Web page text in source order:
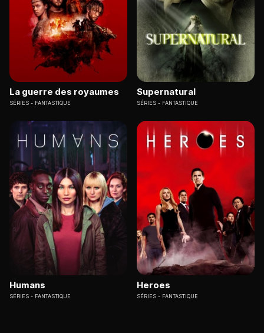
La guerre des royaumes
SÉRIES FANTASTIQUE
Supernatural
SÉRIES FANTASTIQUE
Humans
SÉRIES FANTASTIQUE
Heroes
SÉRIES FANTASTIQUE